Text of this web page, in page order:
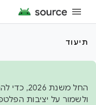
תיעוד
החל משנת
ולשמור על יציבות